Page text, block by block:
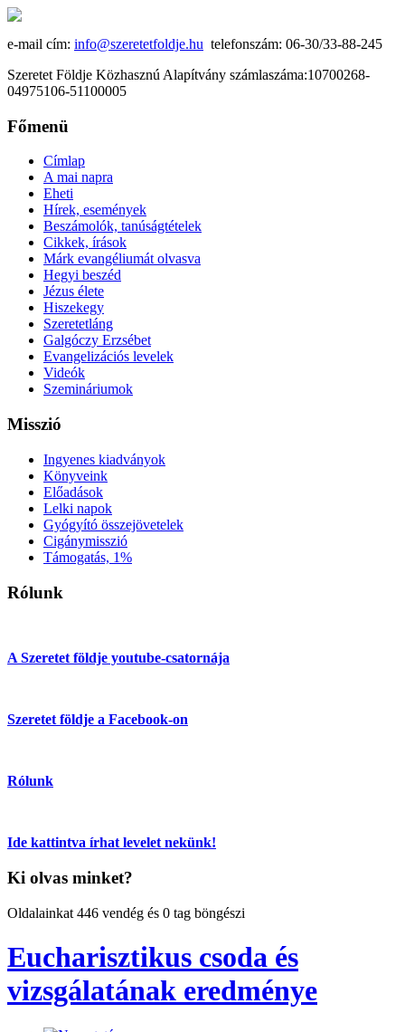
e-mail cím: info@szeretetfoldje.hu telefonszám: 06-30/33-88-245
Szeretet Földje Közhasznú Alapítvány számlaszáma:10700268-
04975106-51100005
Főmenü
Címlap
A mai napra
Eheti
Hírek, események
Beszámolók, tanúságtételek
Cikkek, írások
Márk evangéliumát olvasva
Hegyi beszéd
Jézus élete
Hiszekegy
Szeretetláng
Galgóczy Erzsébet
Evangelizációs levelek
Videók
Szemináriumok
Misszió
Ingyenes kiadványok
Könyveink
Előadások
Lelki napok
Gyógyító összejövetelek
Cigánymisszió
Támogatás, 1%
Rólunk
A Szeretet földje youtube-csatornája
Szeretet földje a Facebook-on
Rólunk
Ide kattintva írhat levelet nekünk!
Ki olvas minket?
Oldalainkat 446 vendég és 0 tag böngészi
Eucharisztikus csoda és
vizsgálatának eredménye